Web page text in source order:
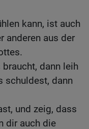
kann, ist auch
anderen aus der
dann leih
schuldest, dann
und zeig, dass
dir auch die